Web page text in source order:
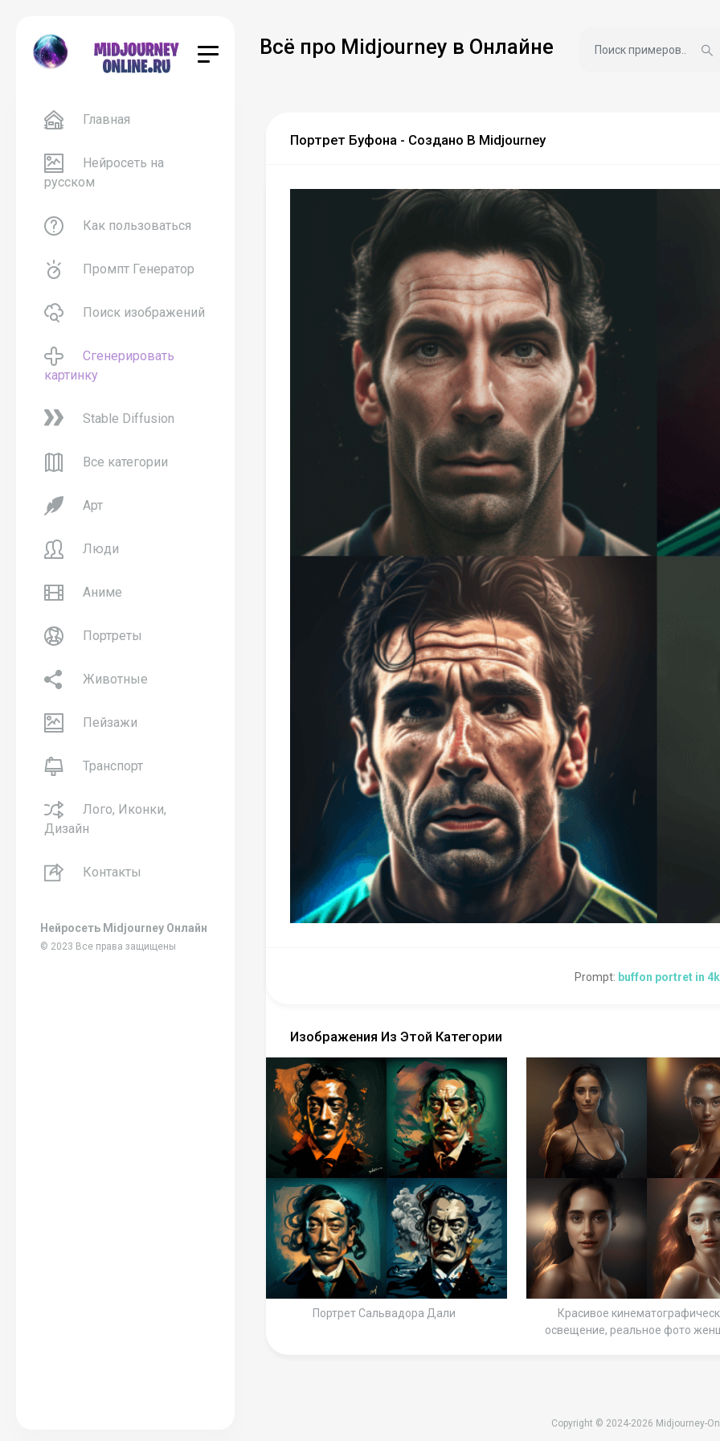
Всё про Midjourney в Онлайне
Главная
Нейросеть на
русском
Как пользоваться
Промпт Генератор
Поиск изображений
Сгенерировать
картинку
Stable Diffusion
Все категории
Арт
Люди
Аниме
Портреты
Животные
Пейзажи
Транспорт
Лого, Иконки,
Дизайн
Контакты
Нейросеть Midjourney Онлайн
© 2023 Все права защищены
Портрет Буфона - Создано В Midjourney
Prompt: buffon portret in 4k
Изображения Из Этой Категории
Портрет Сальвадора Дали
Красивое
освещение, реальное фото
Copyright © 2024-2026 Midjourney-